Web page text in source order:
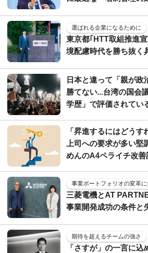
選ばれる企業になるために
東京都｢HTT取組推進
境配慮時代を勝ち抜く
日本と違って「親が政
勝てない...台湾の国会
学歴」で評価されてい
「昇進するにはどうす
上司への要求が多い堅
めんのA4ペライチ改善
事業ポートフォリオの変革
三菱電機とAT
事業開発成功の条件と
期待を超えるチームの強さ
「さすが」の一言に